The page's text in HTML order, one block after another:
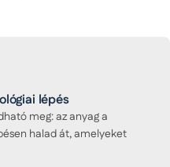
lépés
meg: az anyag a
halad át, amelyeket